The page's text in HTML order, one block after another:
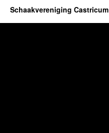
Schaakvereniging Castricum